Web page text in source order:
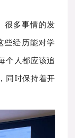
很多事情的发
些经历能对学
个人都应该追
同时保持着开